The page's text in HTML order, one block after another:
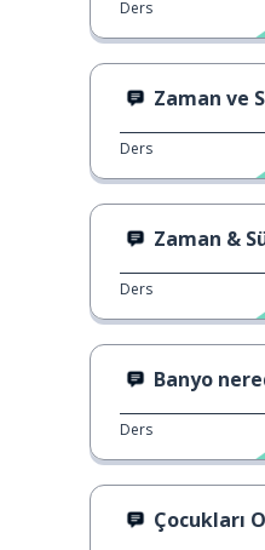
Ders
Zaman ve
Ders
Zaman &
Ders
Banyo
Ders
Çocukları